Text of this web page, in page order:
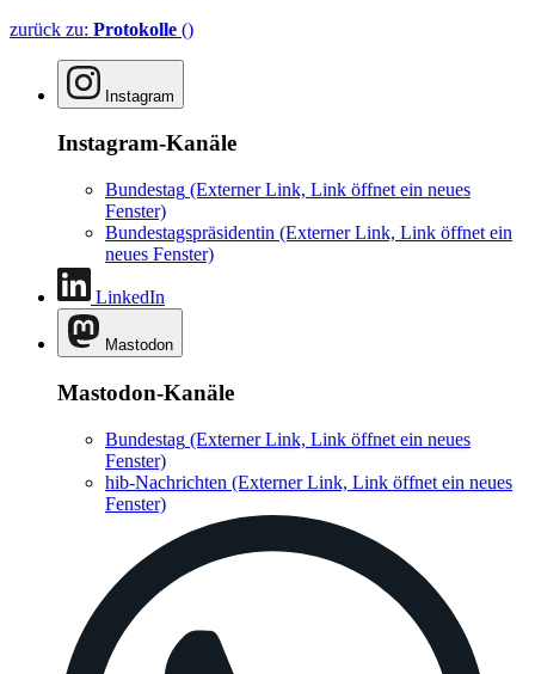
zurück zu: Protokolle ()
Instagram
Instagram-Kanäle
Bundestag (Externer Link, Link öffnet ein neues
Fenster)
Bundestagspräsidentin (Externer Link, Link öffnet ein
neues Fenster)
LinkedIn
Mastodon
Mastodon-Kanäle
Bundestag (Externer Link, Link öffnet ein neues
Fenster)
hib-Nachrichten (Externer Link, Link öffnet ein neues
Fenster)